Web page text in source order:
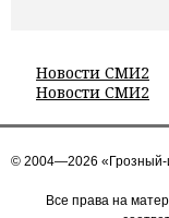
Новости СМИ2
Новости СМИ2
© 2004—2026 «Грозный-
Все права на